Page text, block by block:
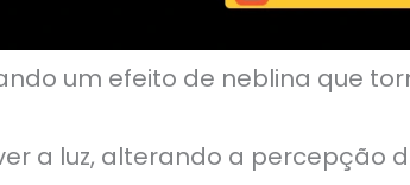
um efeito de neblina que
a luz, alterando a percepção